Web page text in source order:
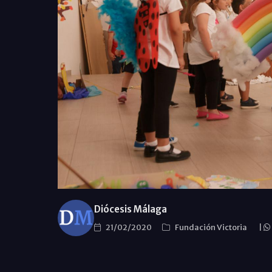
Diócesis Málaga
21/02/2020 Fundación Victoria